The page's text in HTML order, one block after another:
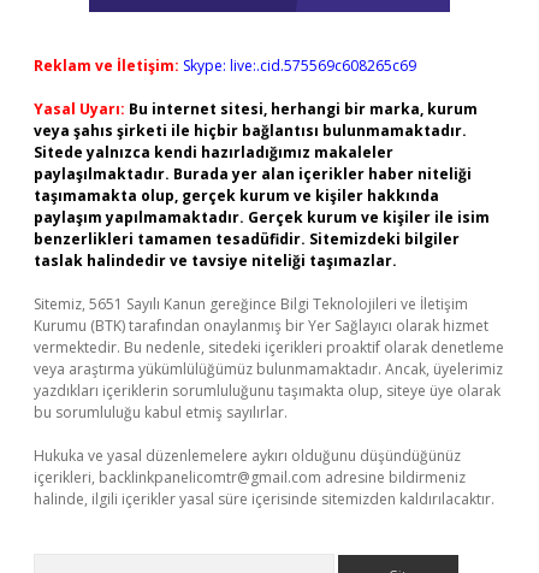
Reklam ve İletişim: Skype: live:.cid.575569c608265c69
Yasal Uyarı: Bu internet sitesi, herhangi bir marka, kurum
veya şahıs şirketi ile hiçbir bağlantısı bulunmamaktadır.
Sitede yalnızca kendi hazırladığımız makaleler
paylaşılmaktadır. Burada yer alan içerikler haber niteliği
taşımamakta olup, gerçek kurum ve kişiler hakkında
paylaşım yapılmamaktadır. Gerçek kurum ve kişiler ile isim
benzerlikleri tamamen tesadüfidir. Sitemizdeki bilgiler
taslak halindedir ve tavsiye niteliği taşımazlar.
Sitemiz, 5651 Sayılı Kanun gereğince Bilgi Teknolojileri ve İletişim
Kurumu (BTK) tarafından onaylanmış bir Yer Sağlayıcı olarak hizmet
vermektedir. Bu nedenle, sitedeki içerikleri proaktif olarak denetleme
veya araştırma yükümlülüğümüz bulunmamaktadır. Ancak, üyelerimiz
yazdıkları içeriklerin sorumluluğunu taşımakta olup, siteye üye olarak
bu sorumluluğu kabul etmiş sayılırlar.
Hukuka ve yasal düzenlemelere aykırı olduğunu düşündüğünüz
içerikleri, backlinkpanelicomtr@gmail.com adresine bildirmeniz
halinde, ilgili içerikler yasal süre içerisinde sitemizden kaldırılacaktır.